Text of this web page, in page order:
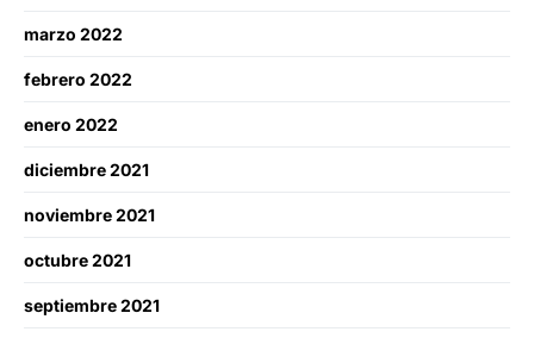
marzo 2022
febrero 2022
enero 2022
diciembre 2021
noviembre 2021
octubre 2021
septiembre 2021